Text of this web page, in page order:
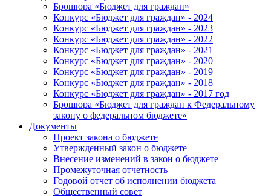
Брошюра «Бюджет для граждан»
Конкурс «Бюджет для граждан» - 2024
Конкурс «Бюджет для граждан» - 2023
Конкурс «Бюджет для граждан» - 2022
Конкурс «Бюджет для граждан» - 2021
Конкурс «Бюджет для граждан» - 2020
Конкурс «Бюджет для граждан» - 2019
Конкурс «Бюджет для граждан» - 2018
Конкурс «Бюджет для граждан» - 2017 год
Брошюра «Бюджет для граждан к Федеральному
закону о федеральном бюджете»
Документы
Проект закона о бюджете
Утвержденный закон о бюджете
Внесение изменений в закон о бюджете
Промежуточная отчетность
Годовой отчет об исполнении бюджета
Общественный совет